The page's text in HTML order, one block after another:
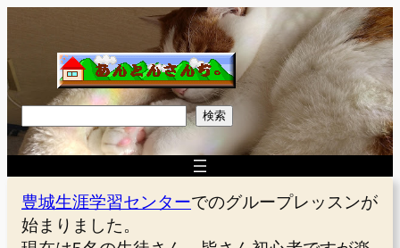
を
ス
キ
ッ
プ
索
検索
豊城生涯学習センターでのグループレッスンが
始まりました。